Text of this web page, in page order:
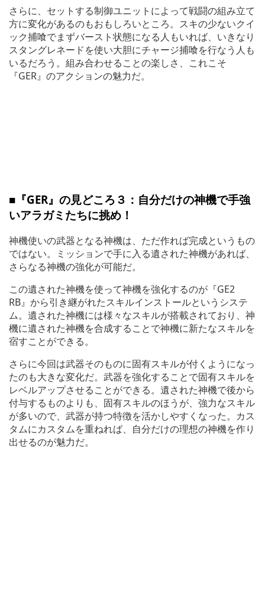
さらに、セットする制御ユニットによって戦闘の組み立て
方に変化があるのもおもしろいところ。スキの少ないクイ
ック捕喰でまずバースト状態になる人もいれば、いきなり
スタングレネードを使い大胆にチャージ捕喰を行なう人も
いるだろう。組み合わせることの楽しさ、これこそ
『GER』のアクションの魅力だ。
■『GER』の見どころ３：自分だけの神機で手強
いアラガミたちに挑め！
神機使いの武器となる神機は、ただ作れば完成というもの
ではない。ミッションで手に入る遺された神機があれば、
さらなる神機の強化が可能だ。
この遺された神機を使って神機を強化するのが『GE2
RB』から引き継がれたスキルインストールというシステ
ム。遺された神機には様々なスキルが搭載されており、神
機に遺された神機を合成することで神機に新たなスキルを
宿すことができる。
さらに今回は武器そのものに固有スキルが付くようになっ
たのも大きな変化だ。武器を強化することで固有スキルを
レベルアップさせることができる。遺された神機で後から
付与するものよりも、固有スキルのほうが、強力なスキル
が多いので、武器が持つ特徴を活かしやすくなった。カス
タムにカスタムを重ねれば、自分だけの理想の神機を作り
出せるのが魅力だ。